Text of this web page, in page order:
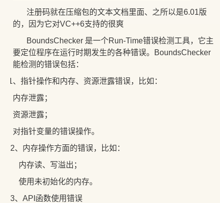
注册码就在压缩包的文本文档里面、之所以是6.01版
的，因为它对VC++6支持的很爽
BoundsChecker 是一个Run-Time错误检测工具，它主
要定位程序在运行时期发生的各种错误。BoundsChecker
能检测的错误包括：
)1、指针操作和内存、资源泄露错误，比如：
内存泄露；
资源泄露；
对指针变量的错误操作。
22、内存操作方面的错误，比如：
内存读、写溢出；
使用未初始化的内存。
33、API函数使用错误